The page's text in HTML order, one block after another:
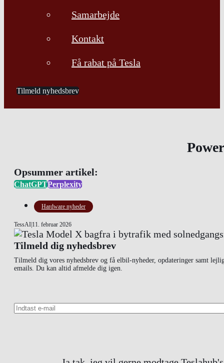
Samarbejde
Kontakt
Få rabat på Tesla
Tilmeld nyhedsbrev
Opsummer artikel:
ChatGPTPerplexity
Hardware nyheder
TessAI 11. februar 2026
Tilmeld dig nyhedsbrev
Tilmeld dig vores nyhedsbrev og få elbil-nyheder, opdateringer samt
emails. Du kan altid afmelde dig igen.